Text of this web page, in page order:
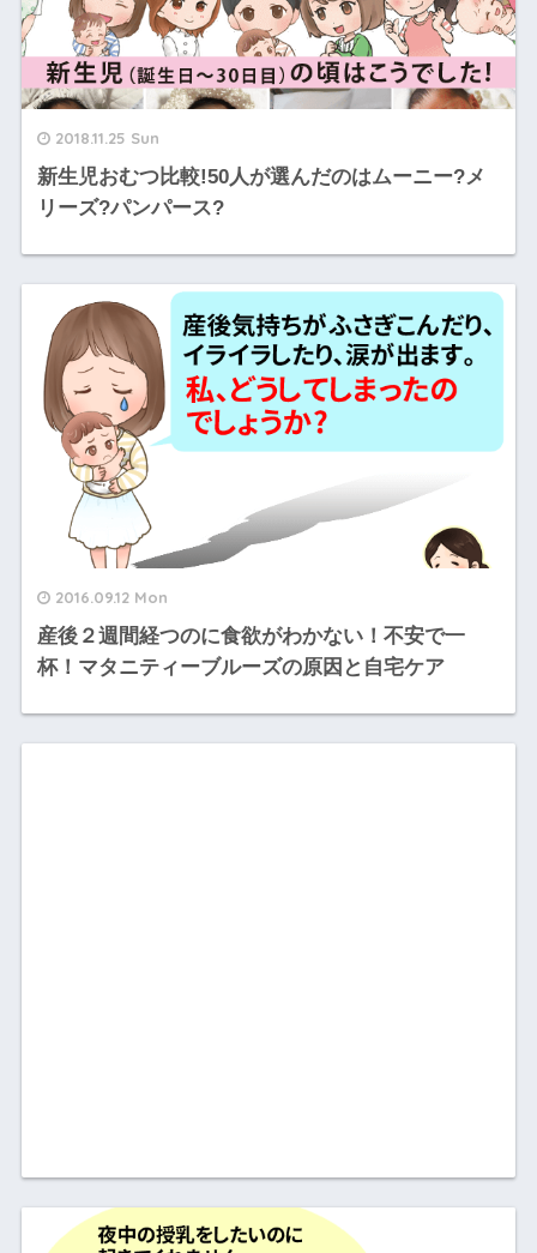
2018.11.25 Sun
新生児おむつ比較!50人が選んだのはムーニー?メ
リーズ?パンパース?
2016.09.12 Mon
産後２週間経つのに食欲がわかない！不安で一
杯！マタニティーブルーズの原因と自宅ケア